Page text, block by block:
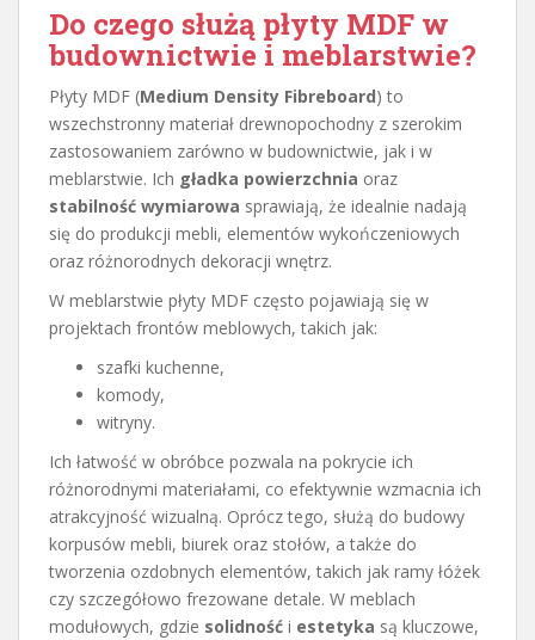
Do czego służą płyty MDF w
budownictwie i meblarstwie?
Płyty MDF (Medium Density Fibreboard) to
wszechstronny materiał drewnopochodny z szerokim
zastosowaniem zarówno w budownictwie, jak i w
meblarstwie. Ich gładka powierzchnia oraz
stabilność wymiarowa sprawiają, że idealnie nadają
się do produkcji mebli, elementów wykończeniowych
oraz różnorodnych dekoracji wnętrz.
W meblarstwie płyty MDF często pojawiają się w
projektach frontów meblowych, takich jak:
szafki kuchenne,
komody,
witryny.
Ich łatwość w obróbce pozwala na pokrycie ich
różnorodnymi materiałami, co efektywnie wzmacnia ich
atrakcyjność wizualną. Oprócz tego, służą do budowy
korpusów mebli, biurek oraz stołów, a także do
tworzenia ozdobnych elementów, takich jak ramy łóżek
czy szczegółowo frezowane detale. W meblach
modułowych, gdzie solidność i estetyka są kluczowe,